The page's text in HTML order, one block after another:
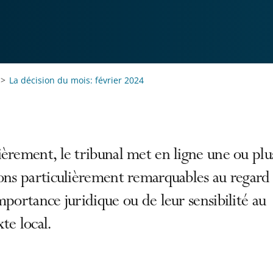
La décision du mois: février 2024
le tribunal met en ligne une ou
particulièrement remarquables au regard
juridique ou de leur sensibilité au
local.